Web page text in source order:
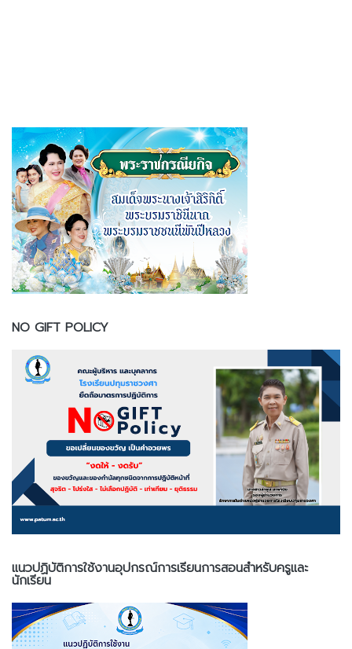
NO GIFT POLICY
แนวปฏิบัติการใช้งานอุปกรณ์การเรียนการสอนสำหรับครูและ
นักเรียน